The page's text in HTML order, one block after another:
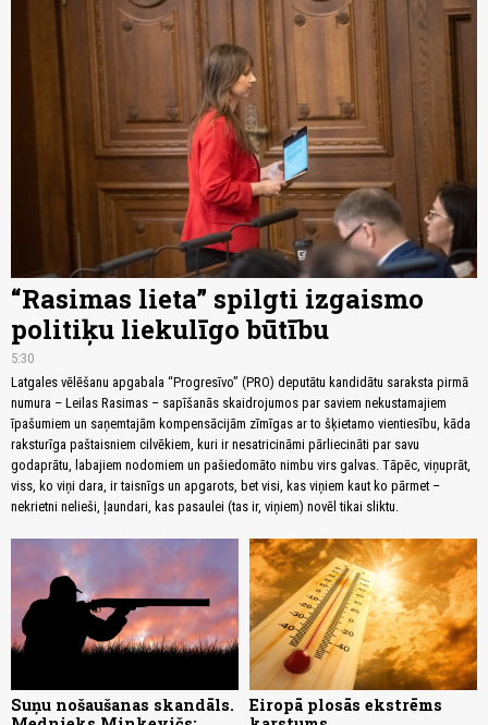
“Rasimas lieta” spilgti izgaismo
politiķu liekulīgo būtību
5:30
Latgales vēlēšanu apgabala “Progresīvo” (PRO) deputātu kandidātu saraksta pirmā
numura – Leilas Rasimas – sapīšanās skaidrojumos par saviem nekustamajiem
īpašumiem un saņemtajām kompensācijām zīmīgas ar to šķietamo vientiesību, kāda
raksturīga paštaisniem cilvēkiem, kuri ir nesatricināmi pārliecināti par savu
godaprātu, labajiem nodomiem un pašiedomāto nimbu virs galvas. Tāpēc, viņuprāt,
viss, ko viņi dara, ir taisnīgs un apgarots, bet visi, kas viņiem kaut ko pārmet –
nekrietni nelieši, ļaundari, kas pasaulei (tas ir, viņiem) novēl tikai sliktu.
Suņu nošaušanas skandāls.
Eiropā plosās ekstrēms